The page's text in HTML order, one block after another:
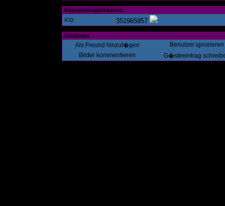
Kontaktmöglichkeiten
ICQ: 351965957
Optionen
Als Freund hinzuf�gen
Benutzer ignorieren
Bilder kommentieren
G�steeintrag